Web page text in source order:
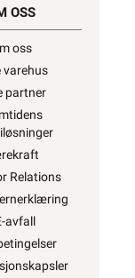
OSS
oss
varehus
partner
Relations
avfall